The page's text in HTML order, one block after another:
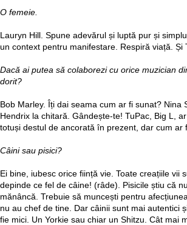
O femeie.
Lauryn Hill. Spune adevărul și luptă pur și
un context pentru manifestare. Respiră viață. Și
Dacă ai putea să colaborezi cu orice muzician
dorit?
Bob Marley. Îți dai seama cum ar fi sunat? Nina
Hendrix la chitară. Gândește-te! TuPac, Big L,
totuși destul de ancorată în prezent, dar cum ar
Câini sau pisici?
Ei bine, iubesc orice ființă vie. Toate creațiile vii
depinde ce fel de câine! (râde). Pisicile știu că
mănâncă. Trebuie să muncești pentru
nu au chef de tine. Dar câinii sunt mai autentici
fie mici. Un Yorkie sau chiar un Shitzu. Cât mai